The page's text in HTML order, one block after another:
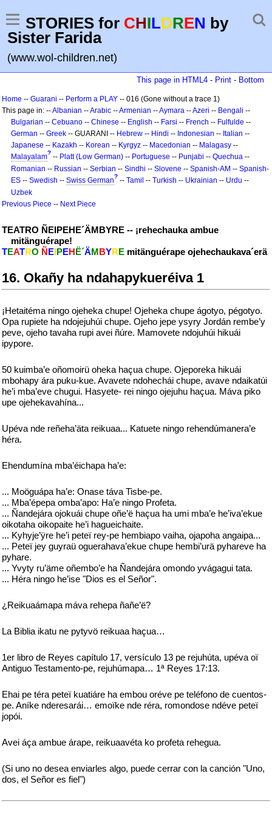
STORIES for CHILDREN by
Sister Farida
(www.wol-children.net)
This page in HTML4 - Print - Bottom
Home -- Guarani -- Perform a PLAY -- 016 (Gone without a trace 1)
This page in: --Albanian --Arabic --Armenian --Aymara --Azeri -- Bengali --
Bulgarian -- Cebuano -- Chinese -- English -- Farsi -- French -- Fulfulde --
German -- Greek -- GUARANI -- Hebrew -- Hindi -- Indonesian -- Italian --
Japanese -- Kazakh -- Korean -- Kyrgyz -- Macedonian -- Malagasy --
Malayalam? -- Platt (Low German) -- Portuguese -- Punjabi -- Quechua --
Romanian -- Russian -- Serbian -- Sindhi -- Slovene -- Spanish-AM -- Spanish-
ES -- Swedish -- Swiss German? -- Tamil -- Turkish -- Ukrainian -- Urdu --
Uzbek
Previous Piece -- Next Piece
TEATRO ÑEIPEHE´ÄMBYRE -- ¡rehechauka ambue
mitänguérape!
TEATRO ÑEIPEHË´ÄMBYRE mitänguérape ojehechaukava´erä
16. Okañy ha ndahapykueréiva 1
¡Hetaitéma ningo ojeheka chupe! Ojeheka chupe ágotyo, pégotyo.
Opa rupiete ha ndojejuhúi chupe. Ojeho jepe ysyry Jordán rembe’y
peve, ojeho tavaha rupi avei ñúre. Mamovete ndojuhúi hikuái
ipypore.
50 kuimba’e oñomoirü oheka haçua chupe. Ojeporeka hikuái
mbohapy ára puku-kue. Avavete ndohechái chupe, avave ndaikatúi
he’i mba’eve chugui. Hasyete- rei ningo ojejuhu haçua. Máva piko
upe ojehekavahína...
Upéva nde reñeha’äta reikuaa... Katuete ningo rehendúmanera’e
héra.
Ehendumína mba’éichapa ha’e:
... Moöguápa ha’e: Onase táva Tisbe-pe.
... Mba’épepa omba’apo: Ha’e ningo Profeta.
... Ñandejára ojokuái chupe oñe’ë haçua ha umi mba’e he’iva’ekue
oikotaha oikopaite he’i hagueichaite.
... Kyhyje’ÿre he’i peteï rey-pe hembiapo vaiha, ojapoha angaipa...
... Peteï jey guyraü oguerahava’ekue chupe hembi’urä pyhareve ha
pyhare.
... Yvyty ru’äme oñembo’e ha Ñandejára omondo yvágagui tata.
... Héra ningo he’ise "Dios es el Señor".
¿Reikuaámapa máva rehepa ñañe’ë?
La Biblia ikatu ne pytyvö reikuaa haçua…
1er libro de Reyes capítulo 17, versículo 13 pe rejuhúta, upéva oï
Antiguo Testamento-pe, rejuhúmapa… 1ª Reyes 17:13.
Ehai pe téra peteï kuatiáre ha embou oréve pe teléfono de cuentos-
pe. Aníke nderesarái… emoïke nde réra, romondose ndéve peteï
jopói.
Avei áça ambue árape, reikuaavéta ko profeta rehegua.
(Si uno no desea enviarles algo, puede cerrar con la canción "Uno,
dos, el Señor es fiel")